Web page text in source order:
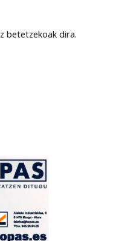
betetzekoak dira.